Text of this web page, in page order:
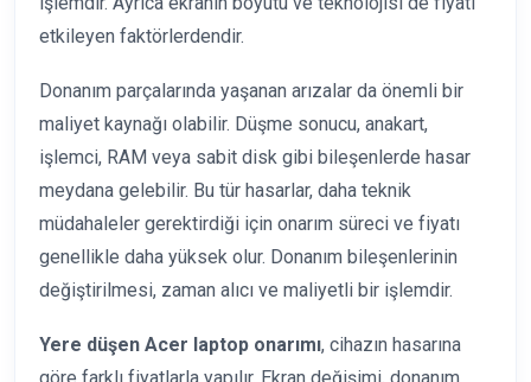
etkileyen faktörlerdendir.
Donanım parçalarında yaşanan arızalar da önemli bir
maliyet kaynağı olabilir. Düşme sonucu, anakart,
işlemci, RAM veya sabit disk gibi bileşenlerde hasar
meydana gelebilir. Bu tür hasarlar, daha teknik
müdahaleler gerektirdiği için onarım süreci ve fiyatı
genellikle daha yüksek olur. Donanım bileşenlerinin
değiştirilmesi, zaman alıcı ve maliyetli bir işlemdir.
Yere düşen Acer laptop onarımı, cihazın hasarına